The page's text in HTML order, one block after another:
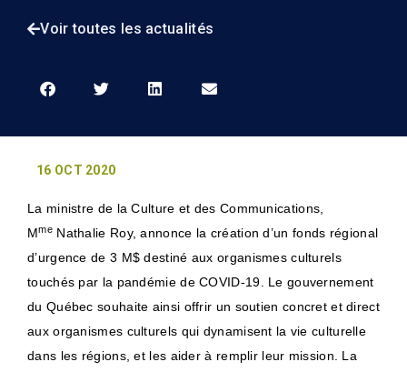
Voir toutes les actualités
16 OCT 2020
La ministre de la Culture et des Communications,
MmeNathalie Roy, annonce la création d’un fonds régional
d’urgence de 3 M$ destiné aux organismes culturels
touchés par la pandémie de COVID-19. Le gouvernement
du Québec souhaite ainsi offrir un soutien concret et direct
aux organismes culturels qui dynamisent la vie culturelle
dans les régions, et les aider à remplir leur mission. La